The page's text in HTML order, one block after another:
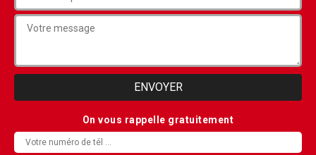
On vous rappelle gratuitement